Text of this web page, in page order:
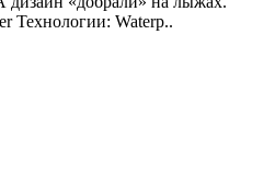
Технологии: Waterp..